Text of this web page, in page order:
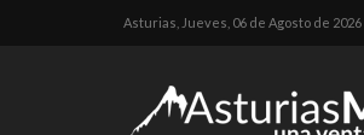
Asturias, Jueves, 06 de Agosto de 2026